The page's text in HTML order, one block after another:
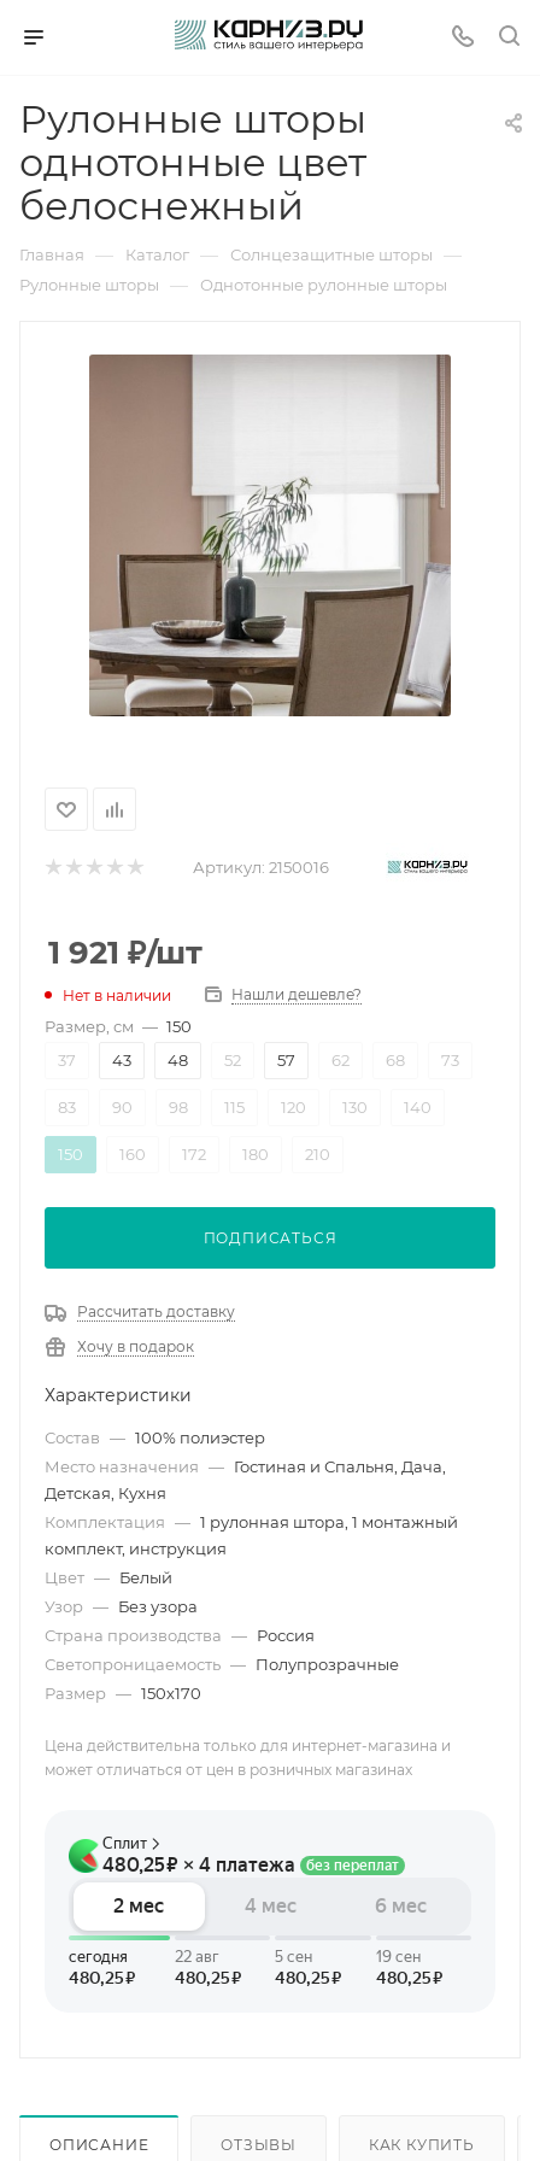
Рулонные шторы
однотонные цвет
белоснежный
Главная — Каталог — Солнцезащитные шторы —
Рулонные шторы — Однотонные рулонные шторы
Артикул: 2150016
1 921 ₽/шт
Нет в наличии Нашли дешевле?
Размер, см — 150
37
43 48 52 57 62 68 73
83 90 98 115 120 130 140
150 160 172 180 210
ПОДПИСАТЬСЯ
Рассчитать доставку
Хочу в подарок
Характеристики
Состав — 100% полиэстер
Место назначения — Гостиная и Спальня, Дача,
Детская, Кухня
Комплектация — 1 рулонная штора, 1 монтажный
комплект, инструкция
Цвет — Белый
Узор — Без узора
Страна производства — Россия
Светопроницаемость — Полупрозрачные
Размер — 150х170
Цена действительна только для интернет-магазина и
может отличаться от цен в розничных магазинах
ОПИСАНИЕ ОТЗЫВЫ КАК КУПИТЬ